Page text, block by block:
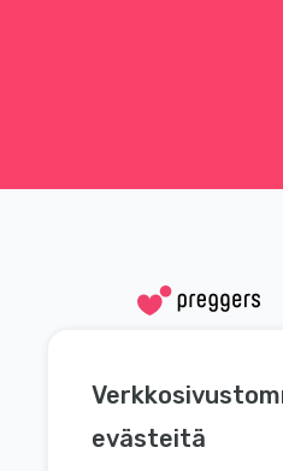
Sosiaalinen
Instagram
evästeitä